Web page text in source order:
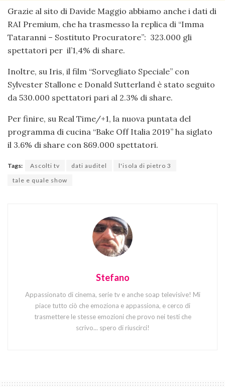
Grazie al sito di Davide Maggio abbiamo anche i dati di
RAI Premium, che ha trasmesso la replica di “Imma
Tataranni – Sostituto Procuratore”: 323.000 gli
spettatori per il’1,4% di share.
Inoltre, su Iris, il film “Sorvegliato Speciale” con
Sylvester Stallone e Donald Sutterland è stato seguito
da 530.000 spettatori pari al 2.3% di share.
Per finire, su Real Time/+1, la nuova puntata del
programma di cucina “Bake Off Italia 2019” ha siglato
il 3.6% di share con 869.000 spettatori.
Tags: Ascolti tv dati auditel
l'isola di pietro 3
tale e quale show
Stefano
Appassionato di cinema, serie tv e anche soap televisive! Mi
piace tutto ciò che emoziona e appassiona, e cerco di
trasmettere le stesse emozioni che provo nei testi che
scrivo... spero di riuscirci!